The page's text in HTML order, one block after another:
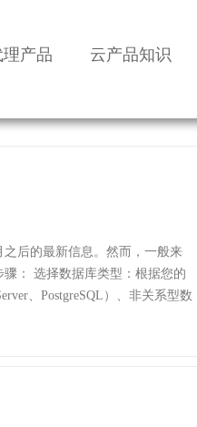
理产品 云产品知识
之后的最新信息。然而，一般来
： 选择数据库类型：根据您的
、PostgreSQL）、非关系型数